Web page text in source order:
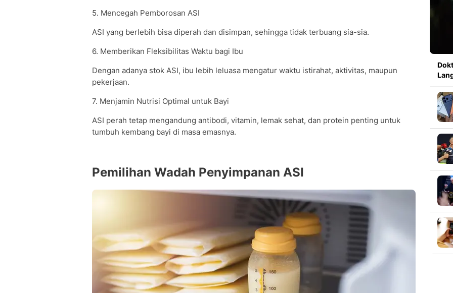
5. Mencegah Pemborosan ASI
ASI yang berlebih bisa diperah dan disimpan, sehingga tidak terbuang sia-sia.
6. Memberikan Fleksibilitas Waktu bagi Ibu
Dengan adanya stok ASI, ibu lebih leluasa mengatur waktu istirahat, aktivitas, maupun
pekerjaan.
7. Menjamin Nutrisi Optimal untuk Bayi
ASI perah tetap mengandung antibodi, vitamin, lemak sehat, dan protein penting untuk
tumbuh kembang bayi di masa emasnya.
Pemilihan Wadah Penyimpanan ASI